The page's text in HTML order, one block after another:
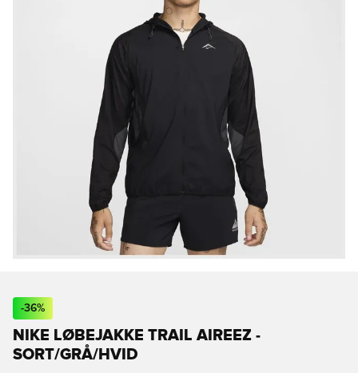
-36%
NIKE LØBEJAKKE TRAIL AIREEZ -
SORT/GRÅ/HVID